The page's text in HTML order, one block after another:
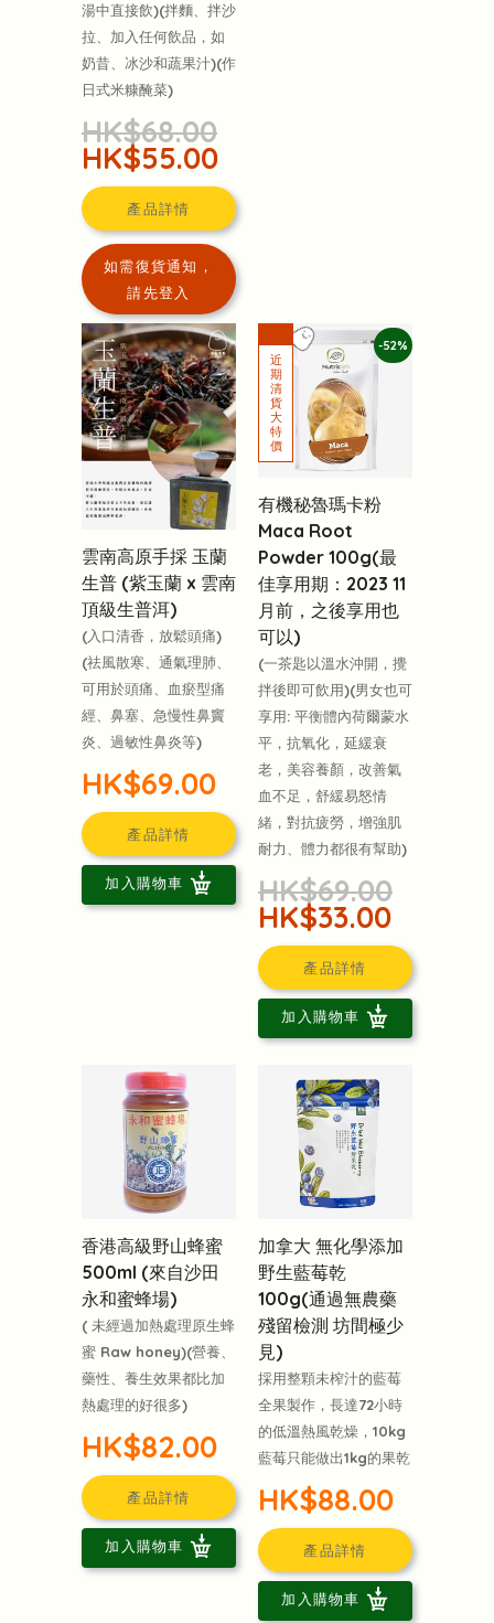
湯中直接飲)(拌麵、拌沙
拉、加入任何飲品，如
奶昔、冰沙和蔬果汁)(作
日式米糠醃菜)
HK$68.00
HK$55.00
產品詳情
如需復貨通知，
請先登入
雲南高原手採 玉蘭
生普 (紫玉蘭 x 雲南
頂級生普洱)
(入口清香，放鬆頭痛)
(祛風散寒、通氣理肺、
可用於頭痛、血瘀型痛
經、鼻塞、急慢性鼻竇
炎、過敏性鼻炎等)
HK$69.00
產品詳情
加入購物車
-52%
有機秘魯瑪卡粉
Maca Root
Powder 100g(最
佳享用期：2023 11
月前，之後享用也
可以)
(一茶匙以溫水沖開，攪
拌後即可飲用)(男女也可
享用: 平衡體內荷爾蒙水
平，抗氧化，延緩衰
老，美容養顏，改善氣
血不足，舒緩易怒情
緒，對抗疲勞，增強肌
耐力、體力都很有幫助)
HK$69.00
HK$33.00
產品詳情
加入購物車
香港高級野山蜂蜜
500ml (來自沙田
永和蜜蜂場)
( 未經過加熱處理原生蜂
蜜 Raw honey)(營養、
藥性、養生效果都比加
熱處理的好很多)
HK$82.00
產品詳情
加入購物車
加拿大 無化學添加
野生藍莓乾
100g(通過無農藥
殘留檢測 坊間極少
見)
採用整顆未榨汁的藍莓
全果製作，長達72小時
的低溫熱風乾燥，10kg
藍莓只能做出1kg的果乾
HK$88.00
產品詳情
加入購物車